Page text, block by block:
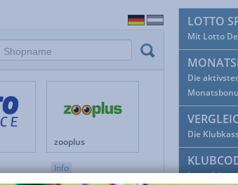
Musik & Film
Mutter- & Vatertag
Oktoberfest
Reisen & Tickets
Schule & Bildung
Shopping- & Versandhäuser
Sonstiges
Spiele
zooplus
Info
LOTTO
Mit Lotto
Die
Die
Löse